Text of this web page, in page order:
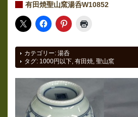
有田焼聖山窯湯呑W10852
カテゴリー: 湯呑
タグ: 1000円以下 有田焼 聖山窯